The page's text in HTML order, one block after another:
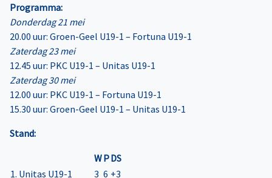
Programma:
Donderdag 21 mei
20.00 uur: Groen-Geel U19-1 – Fortuna U19-1
Zaterdag 23 mei
12.45 uur: PKC U19-1 – Unitas U19-1
Zaterdag 30 mei
12.00 uur: PKC U19-1 – Fortuna U19-1
15.30 uur: Groen-Geel U19-1 – Unitas U19-1
Stand:
WPDS
1. Unitas U19-1
3 6 +3